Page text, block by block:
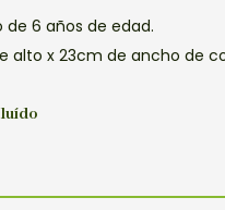
de 6 años de edad.
alto x 23cm de ancho de